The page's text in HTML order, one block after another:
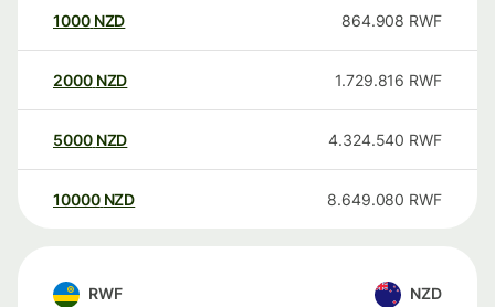
1000 NZD 864.908 RWF
2000 NZD 1.729.816 RWF
5000 NZD 4.324.540 RWF
10000 NZD 8.649.080 RWF
RWF NZD